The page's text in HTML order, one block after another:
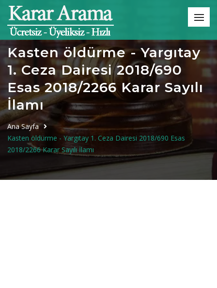
Kasten öldürme - Yargıtay
1. Ceza Dairesi 2018/690
Esas 2018/2266 Karar Sayılı
İlamı
Ana Sayfa
Kasten öldürme - Yargıtay 1. Ceza Dairesi 2018/690 Esas
2018/2266 Karar Sayılı İlamı